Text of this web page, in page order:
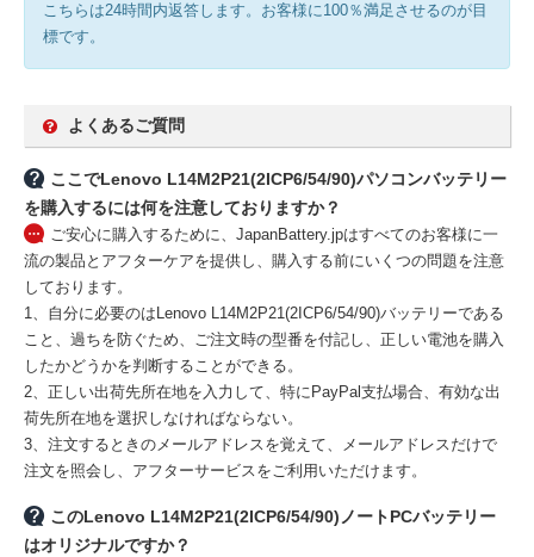
こちらは24時間内返答します。お客様に100％満足させるのが目
標です。
よくあるご質問
ここでLenovo L14M2P21(2ICP6/54/90)パソコンバッテリー
を購入するには何を注意しておりますか？
ご安心に購入するために、JapanBattery.jpはすべてのお客様に一
流の製品とアフターケアを提供し、購入する前にいくつの問題を注意
しております。
1、自分に必要のはLenovo L14M2P21(2ICP6/54/90)バッテリーである
こと、過ちを防ぐため、ご注文時の型番を付記し、正しい電池を購入
したかどうかを判断することができる。
2、正しい出荷先所在地を入力して、特にPayPal支払場合、有効な出
荷先所在地を選択しなければならない。
3、注文するときのメールアドレスを覚えて、メールアドレスだけで
注文を照会し、アフターサービスをご利用いただけます。
このLenovo L14M2P21(2ICP6/54/90)ノートPCバッテリー
はオリジナルですか？